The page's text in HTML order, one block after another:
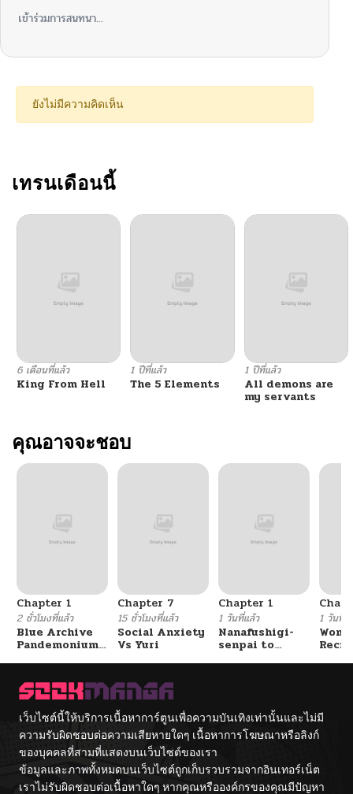
เข้าร่วมการสนทนา...
ยังไม่มีความคิดเห็น
เทรนเดือนนี้
6 เดือนที่แล้ว
King From Hell
1 ปีที่แล้ว
The 5 Elements
1 ปีที่แล้ว
All demons are
my servants
คุณอาจจะชอบ
Chapter 1
2 ชั่วโมงที่แล้ว
Blue Archive
Pandemonium
Chapter 7
15 ชั่วโมงที่แล้ว
Social Anxiety
Vs Yuri
Chapter 1
1 วันที่แล้ว
Nanafushigi-
senpai to
1 วันที่แ
เว็บไซต์นี้ให้บริการเนื้อหาการ์ตูนเพื่อความบันเทิงเท่านั้นและไม่มี
ความรับผิดชอบต่อความเสียหายใดๆ เนื้อหาการโฆษณาหรือลิงก์
ของบุคคลที่สามที่แสดงบนเว็บไซต์ของเรา
ข้อมูลและภาพทั้งหมดบนเว็บไซต์ถูกเก็บรวบรวมจากอินเทอร์เน็ต
เราไม่รับผิดชอบต่อเนื้อหาใดๆ หากคุณหรือองค์กรของคุณมีปัญหา